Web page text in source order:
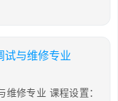
试与维修专业
修专业 课程设置：